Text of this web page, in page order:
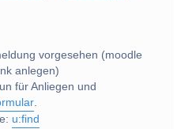
vorgesehen (moodle
anlegen)
für Anliegen und
.
u:find